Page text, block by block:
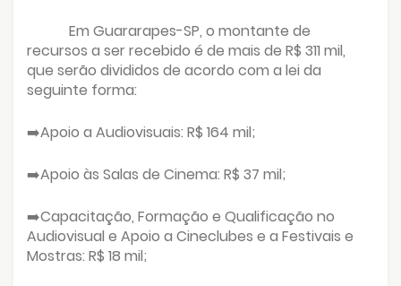
Em Guararapes-SP, o montante de
recursos a ser recebido é de mais de R$ 311 mil,
que serão divididos de acordo com a lei da
seguinte forma:
➡️Apoio a Audiovisuais: R$ 164 mil;
➡️Apoio às Salas de Cinema: R$ 37 mil;
➡️Capacitação, Formação e Qualificação no
Audiovisual e Apoio a Cineclubes e a Festivais e
Mostras: R$ 18 mil;